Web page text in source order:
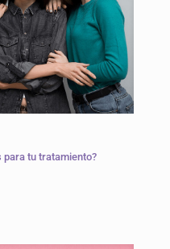
para tu tratamiento?